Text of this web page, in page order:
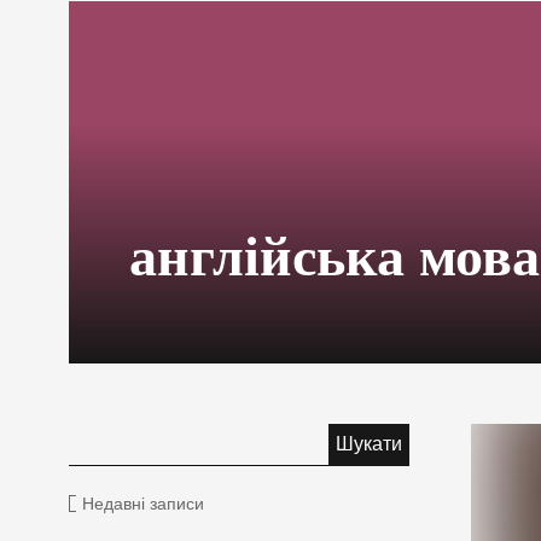
англійська мова
Недавні записи